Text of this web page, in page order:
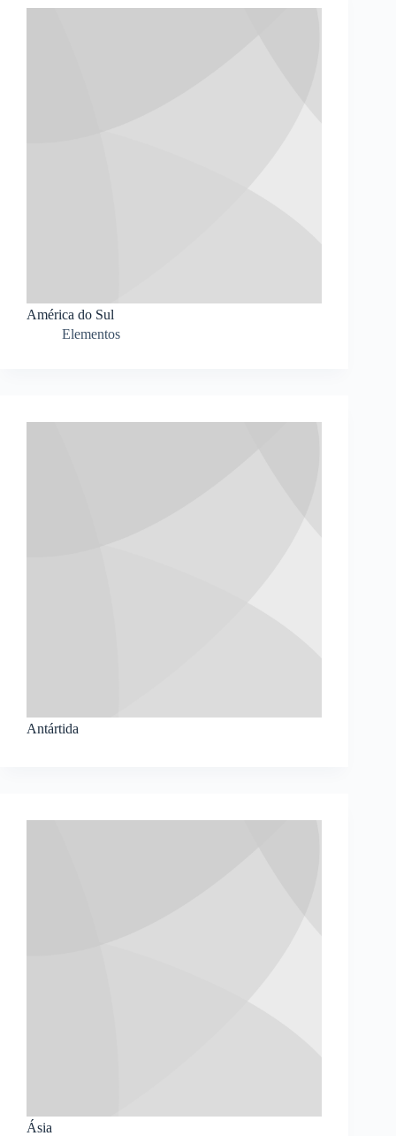
América do Sul
Elementos
Antártida
Ásia